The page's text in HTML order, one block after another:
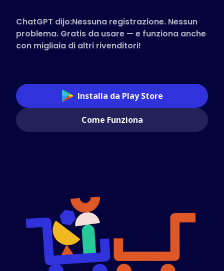
ChatGPT dijo:Nessuna registrazione. Nessun
problema. Gratis da usare — e funziona anche
con migliaia di altri rivenditori!
Installa da Play Store
Come Funziona